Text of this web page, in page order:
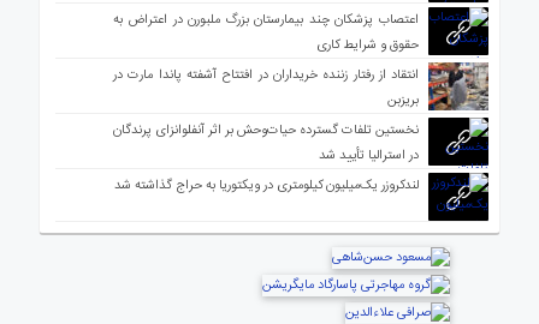
اعتصاب پزشکان چند بیمارستان بزرگ ملبورن در اعتراض به
حقوق و شرایط کاری
انتقاد از رفتار زننده خریداران در افتتاح آشفته پاندا مارت در
بریزبن
نخستین تلفات گسترده حیات‌وحش بر اثر آنفلوانزای پرندگان
در استرالیا تأیید شد
لندکروزر یک‌میلیون کیلومتری در ویکتوریا به حراج گذاشته شد